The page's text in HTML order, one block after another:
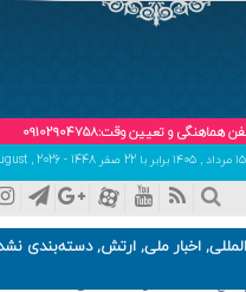
وقت:09102904758
,اخبار ملی,ارتش,دسته‌بندی